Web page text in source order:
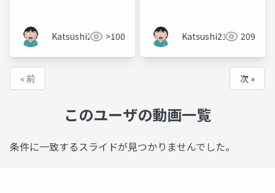
Katsushi21 >100 Katsushi21 209
« 前 次 »
このユーザの動画一覧
条件に一致するスライドが見つかりませんでした。